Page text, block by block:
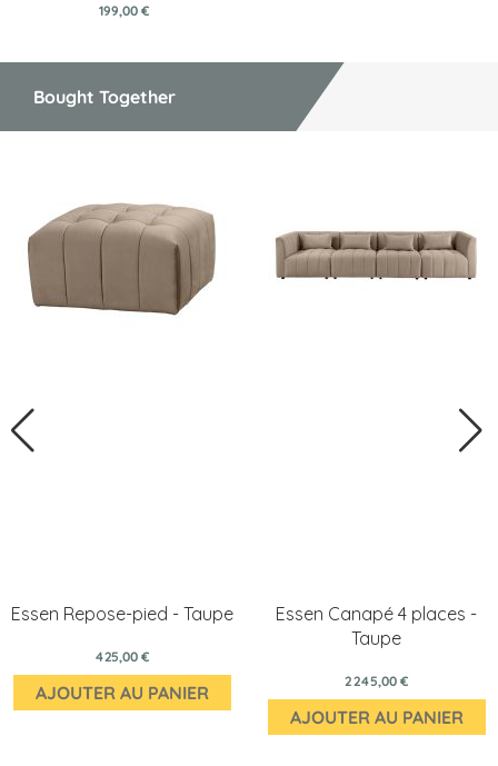
199,00 €
Bought Together
Essen Repose-pied - Taupe
425,00 €
AJOUTER AU PANIER
Essen Canapé 4 places -
Taupe
2 245,00 €
AJOUTER AU PANIER